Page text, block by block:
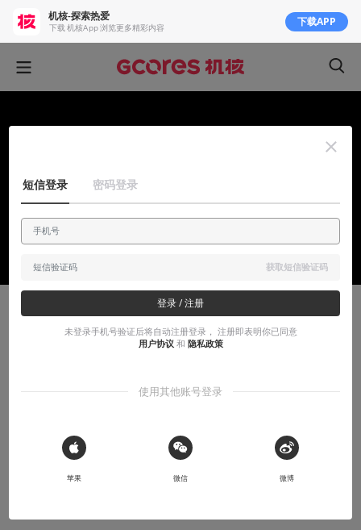
有感而发
《第九区》导演正在用更激进的方式延续他
王写写 2017-08-04
机核-探索热爱
下载 机核App 浏览更多精彩内容 下载APP
短信登录 密码登录
获取短信验证码
登录 / 注册
未登录手机号验证后将自动注册登录， 注册即表明你已同意
用户协议 和 隐私政策
使用其他账号登录
 Sign in with Apple
苹果 微信 微博